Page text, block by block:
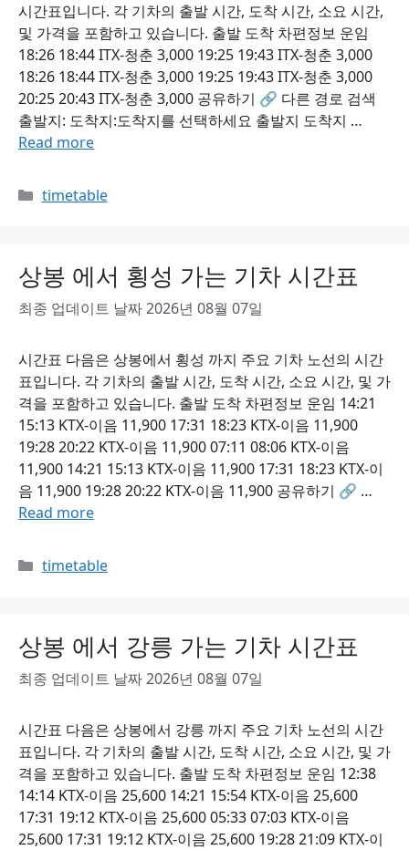
시간표입니다. 각 기차의 출발 시간, 도착 시간, 소요 시간,
및 가격을 포함하고 있습니다. 출발 도착 차편정보 운임
18:26 18:44 ITX-청춘 3,000 19:25 19:43 ITX-청춘 3,000
18:26 18:44 ITX-청춘 3,000 19:25 19:43 ITX-청춘 3,000
20:25 20:43 ITX-청춘 3,000 공유하기 🔗 다른 경로 검색
출발지: 도착지:도착지를 선택하세요 출발지 도착지 …
Read more
Categories
timetable
상봉 에서 횡성 가는 기차 시간표
최종 업데이트 날짜 2026년 08월 07일
시간표 다음은 상봉에서 횡성 까지 주요 기차 노선의 시간
표입니다. 각 기차의 출발 시간, 도착 시간, 소요 시간, 및 가
격을 포함하고 있습니다. 출발 도착 차편정보 운임 14:21
15:13 KTX-이음 11,900 17:31 18:23 KTX-이음 11,900
19:28 20:22 KTX-이음 11,900 07:11 08:06 KTX-이음
11,900 14:21 15:13 KTX-이음 11,900 17:31 18:23 KTX-이
음 11,900 19:28 20:22 KTX-이음 11,900 공유하기 🔗 …
Read more
Categories
timetable
상봉 에서 강릉 가는 기차 시간표
최종 업데이트 날짜 2026년 08월 07일
시간표 다음은 상봉에서 강릉 까지 주요 기차 노선의 시간
표입니다. 각 기차의 출발 시간, 도착 시간, 소요 시간, 및 가
격을 포함하고 있습니다. 출발 도착 차편정보 운임 12:38
14:14 KTX-이음 25,600 14:21 15:54 KTX-이음 25,600
17:31 19:12 KTX-이음 25,600 05:33 07:03 KTX-이음
25,600 17:31 19:12 KTX-이음 25,600 19:28 21:09 KTX-이